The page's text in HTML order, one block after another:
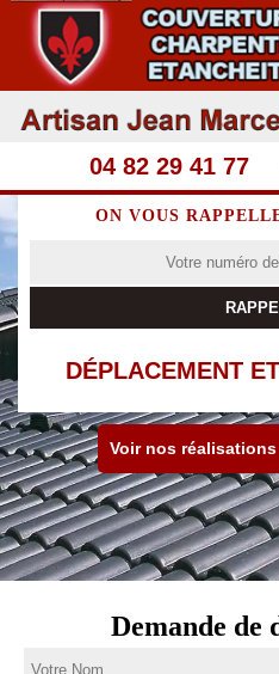
04 82 29 41 77
ON VOUS
DÉPLACEMENT
Voir nos réalisations
Demande de